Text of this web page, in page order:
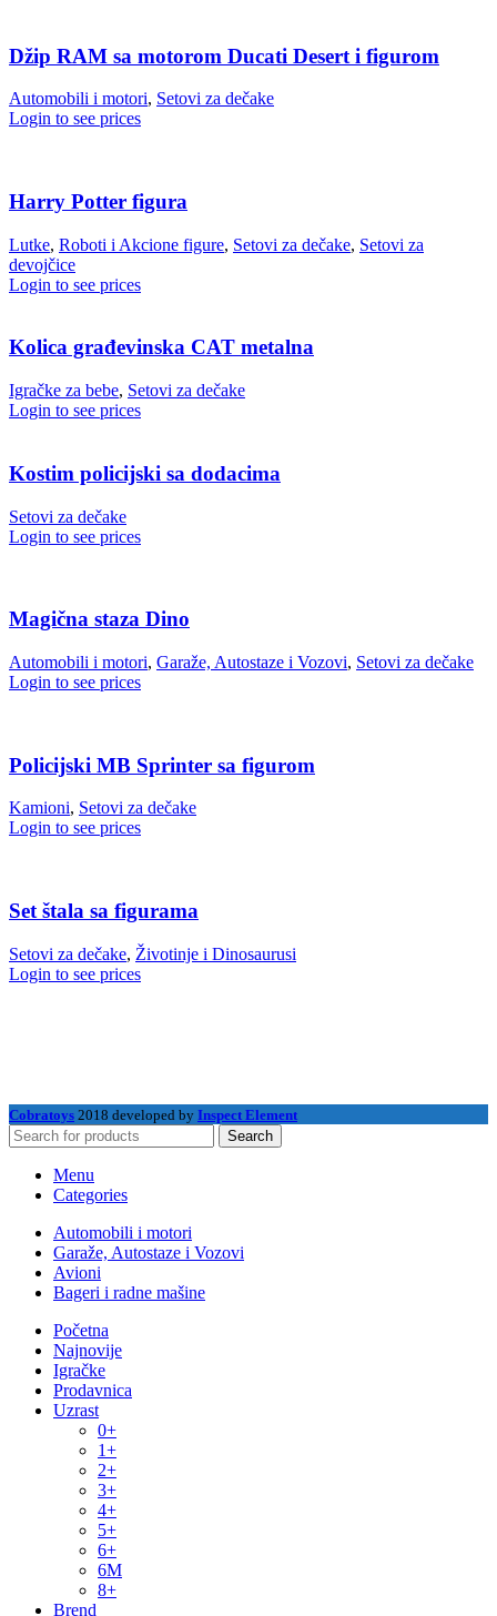
Džip RAM sa motorom Ducati Desert i figurom
Automobili i motori, Setovi za dečake
Login to see prices
Harry Potter figura
Lutke, Roboti i Akcione figure, Setovi za dečake, Setovi za
devojčice
Login to see prices
Kolica građevinska CAT metalna
Igračke za bebe, Setovi za dečake
Login to see prices
Kostim policijski sa dodacima
Setovi za dečake
Login to see prices
Magična staza Dino
Automobili i motori, Garaže, Autostaze i Vozovi, Setovi za dečake
Login to see prices
Policijski MB Sprinter sa figurom
Kamioni, Setovi za dečake
Login to see prices
Set štala sa figurama
Setovi za dečake, Životinje i Dinosaurusi
Login to see prices
Cobratoys 2018 developed by Inspect Element
Search
Menu
Categories
Automobili i motori
Garaže, Autostaze i Vozovi
Avioni
Bageri i radne mašine
Početna
Najnovije
Igračke
Prodavnica
Uzrast
0+
1+
2+
3+
4+
5+
6+
6M
8+
Brend